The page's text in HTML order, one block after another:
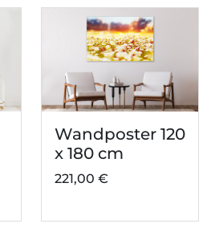
Wandposter 120
x 180 cm
221,00 €